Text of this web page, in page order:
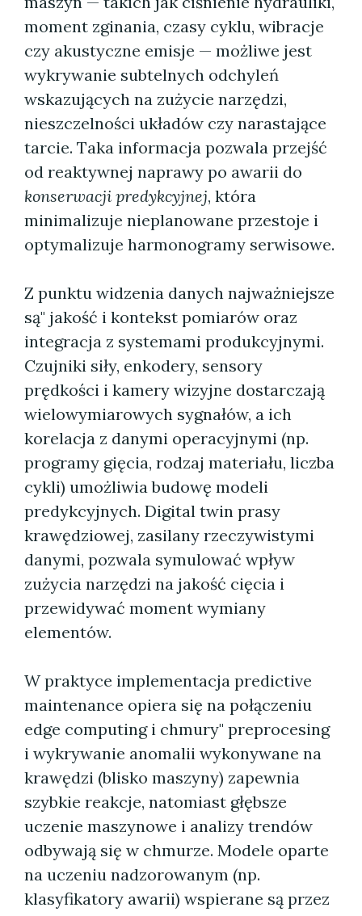
moment zginania, czasy cyklu, wibracje
czy akustyczne emisje — możliwe jest
wykrywanie subtelnych odchyleń
wskazujących na zużycie narzędzi,
nieszczelności układów czy narastające
tarcie. Taka informacja pozwala przejść
od reaktywnej naprawy po awarii do
konserwacji predykcyjnej, która
minimalizuje nieplanowane przestoje i
optymalizuje harmonogramy serwisowe.
Z punktu widzenia danych najważniejsze
są" jakość i kontekst pomiarów oraz
integracja z systemami produkcyjnymi.
Czujniki siły, enkodery, sensory
prędkości i kamery wizyjne dostarczają
wielowymiarowych sygnałów, a ich
korelacja z danymi operacyjnymi (np.
programy gięcia, rodzaj materiału, liczba
cykli) umożliwia budowę modeli
predykcyjnych. Digital twin prasy
krawędziowej, zasilany rzeczywistymi
danymi, pozwala symulować wpływ
zużycia narzędzi na jakość cięcia i
przewidywać moment wymiany
elementów.
W praktyce implementacja predictive
maintenance opiera się na połączeniu
edge computing i chmury" preprocesing
i wykrywanie anomalii wykonywane na
krawędzi (blisko maszyny) zapewnia
szybkie reakcje, natomiast głębsze
uczenie maszynowe i analizy trendów
odbywają się w chmurze. Modele oparte
na uczeniu nadzorowanym (np.
klasyfikatory awarii) wspierane są przez